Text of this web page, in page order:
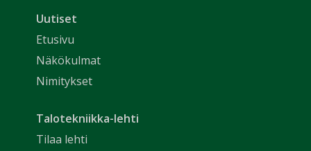
Uutiset
Etusivu
Näkökulmat
Nimitykset
Talotekniikka-lehti
Tilaa lehti